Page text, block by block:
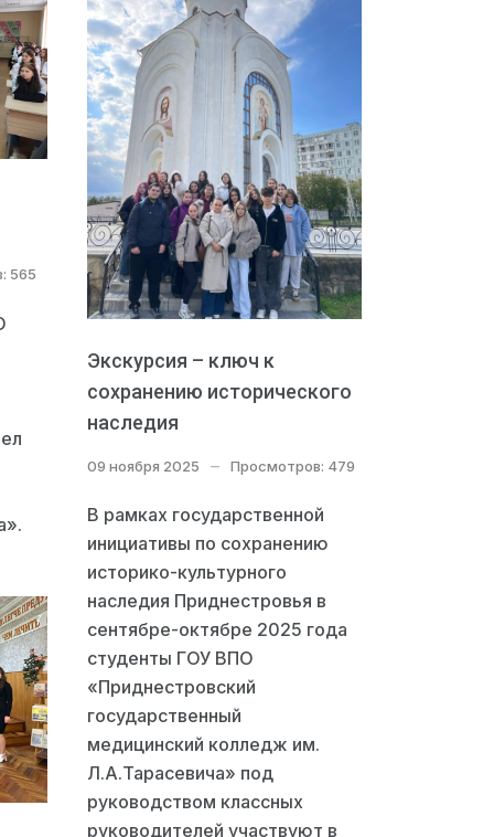
565
Экскурсия – ключ к
сохранению исторического
наследия
09 ноября 2025 Просмотров: 479
В рамках государственной
инициативы по сохранению
историко-культурного
наследия Приднестровья в
сентябре-октябре 2025 года
студенты ГОУ ВПО
«Приднестровский
государственный
медицинский колледж им.
Л.А.Тарасевича» под
руководством классных
руководителей участвуют в